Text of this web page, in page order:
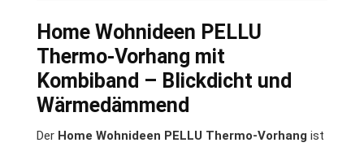
Home Wohnideen PELLU
Thermo-Vorhang mit
Kombiband – Blickdicht und
Wärmedämmend
Der Home Wohnideen PELLU Thermo-Vorhang ist